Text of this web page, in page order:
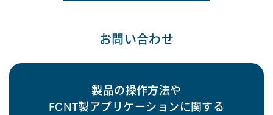
お問い合わせ
製品の操作方法や
FCNT製アプリケーションに関する